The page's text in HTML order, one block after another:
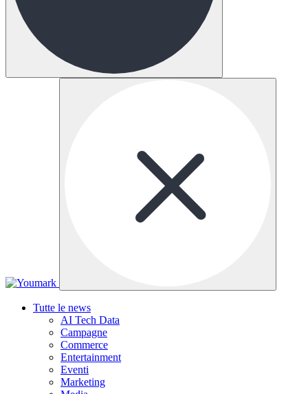
Tutte le news
AI Tech Data
Campagne
Commerce
Entertainment
Eventi
Marketing